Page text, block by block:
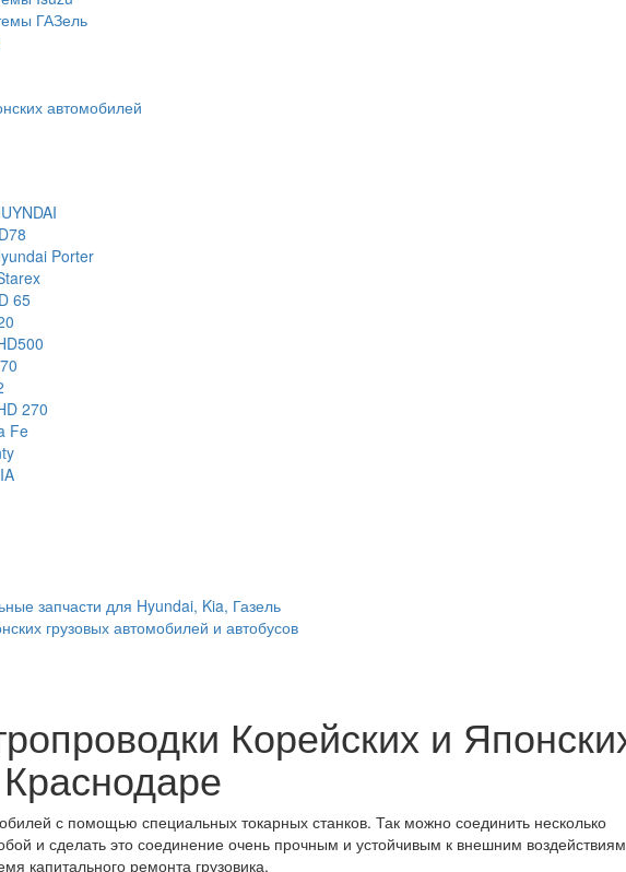
ГАЗель
автомобилей
Porter
65
270
Fe
запчасти для Hyundai, Kia, Газель
грузовых автомобилей и автобусов
Корейских и
с помощью специальных токарных станков. Так можно соединить несколько
и сделать это соединение очень прочным и устойчивым к внешним
капитального ремонта грузовика.